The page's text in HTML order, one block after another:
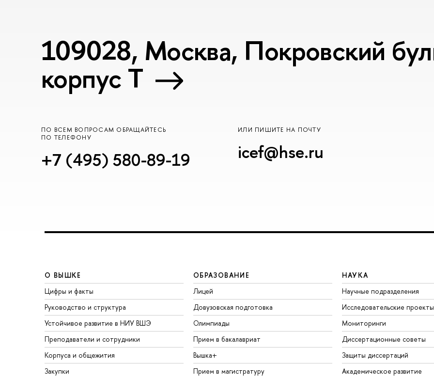
109028, Москва, Покровский
корпус T
ПО ВСЕМ ВОПРОСАМ ОБРАЩАЙТЕСЬ
ПО ТЕЛЕФОНУ
+7 (495) 580-89-19
ИЛИ ПИШИТЕ НА ПОЧТУ
icef@hse.ru
О ВЫШКЕ
Цифры и факты
Руководство и структура
Устойчивое развитие в НИУ ВШЭ
Преподаватели и сотрудники
Корпуса и общежития
Закупки
ОБРАЗОВАНИЕ
Лицей
Довузовская подготовка
Олимпиады
Прием в бакалавриат
Вышка+
Прием в магистратуру
НАУКА
Научные подразделения
Исследовательские проекты
Мониторинги
Диссертационные советы
Защиты диссертаций
Академическое развитие